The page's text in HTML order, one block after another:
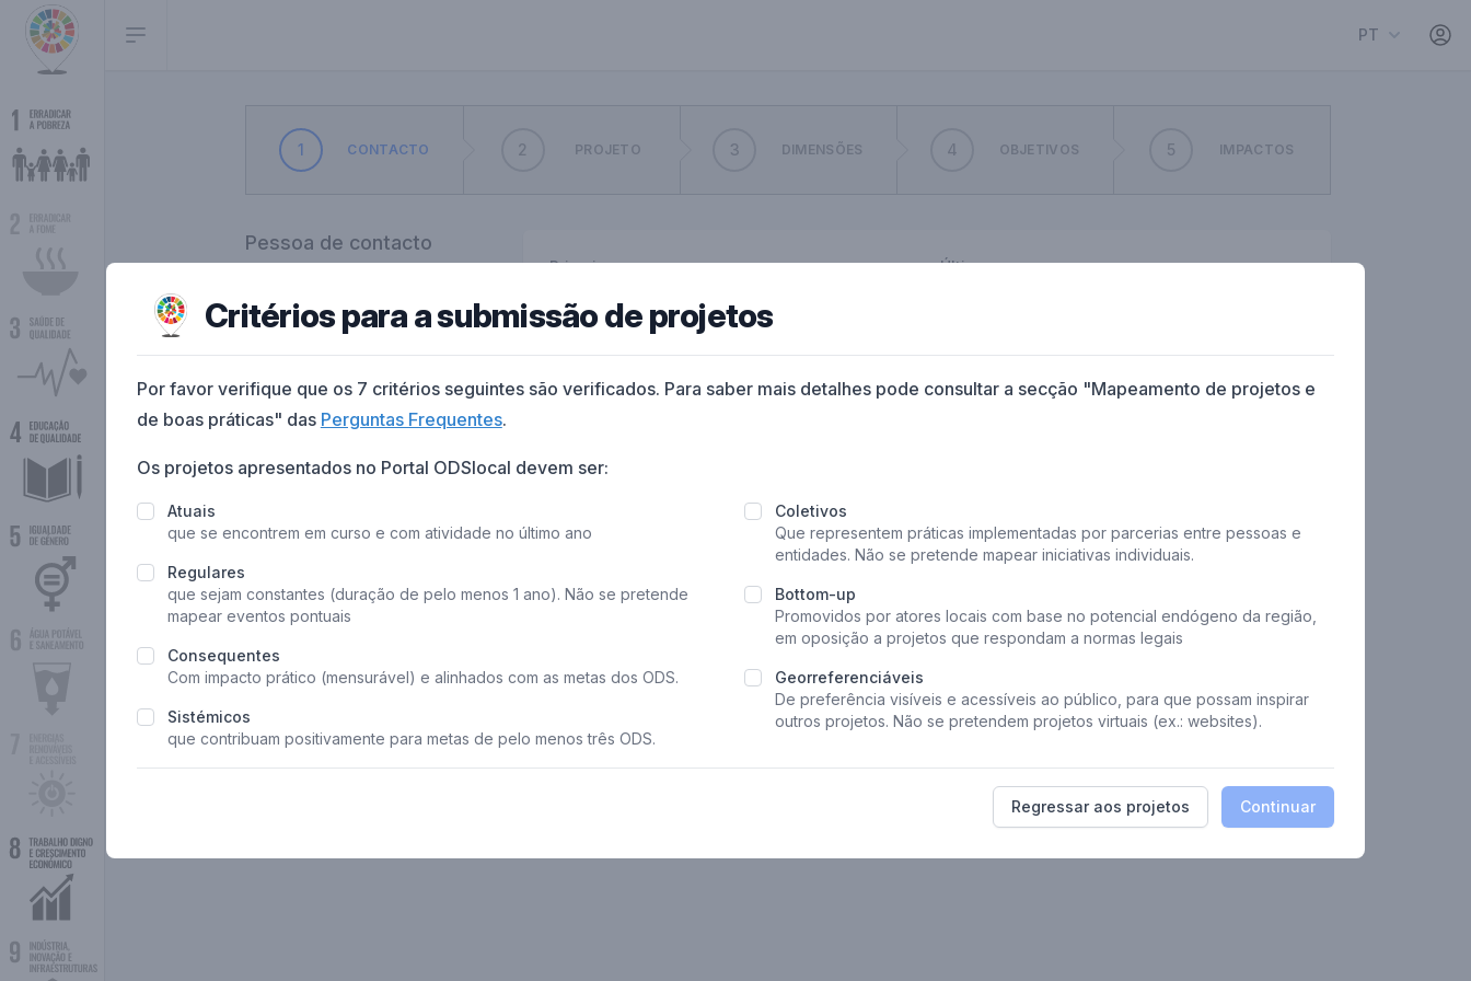
PT
1 CONTACTO 2 PROJETO 3 DIMENSÕES 4 OBJETIVOS 5 IMPACTOS
Pessoa de contacto
Primeiro nome Último nome
E-mail Telefone
Critérios para a submissão de projetos
Por favor verifique que os 7 critérios seguintes são verificados. Para saber mais detalhes pode consultar a secção "Mapeamento de projetos e
de boas práticas" das Perguntas Frequentes.
Os projetos apresentados no Portal ODSlocal devem ser:
Atuais
que se encontrem em curso e com atividade no último ano
Regulares
que sejam constantes (duração de pelo menos 1 ano). Não se pretende
mapear eventos pontuais
Consequentes
Com impacto prático (mensurável) e alinhados com as metas dos ODS.
Sistémicos
que contribuam positivamente para metas de pelo menos três ODS.
Coletivos
Que representem práticas implementadas por parcerias entre pessoas e
entidades. Não se pretende mapear iniciativas individuais.
Bottom-up
Promovidos por atores locais com base no potencial endógeno da região,
em oposição a projetos que respondam a normas legais
Georreferenciáveis
De preferência visíveis e acessíveis ao público, para que possam inspirar
outros projetos. Não se pretendem projetos virtuais (ex.: websites).
Regressar aos projetos Continuar